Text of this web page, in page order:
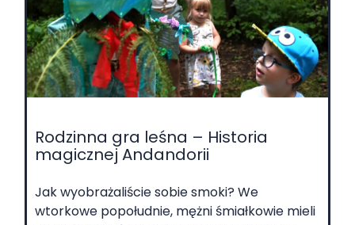
Rodzinna gra leśna – Historia
magicznej Andandorii
Jak wyobrażaliście sobie smoki? We
wtorkowe popołudnie, mężni śmiałkowie mieli